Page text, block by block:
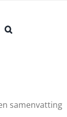
samenvatting